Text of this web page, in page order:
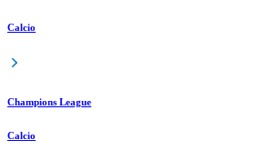
Calcio
Champions League
Calcio